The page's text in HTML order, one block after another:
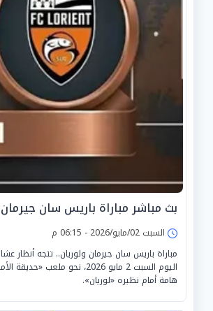
بث مباشر مباراة باريس سان جيرمان
السبت 02/مايو/2026 - 06:15 م
مباراة باريس سان جيرمان ولوريان.. تتجه
اليوم السبت 2 مايو 2026،
هامة أمام نظيره «لوريان».